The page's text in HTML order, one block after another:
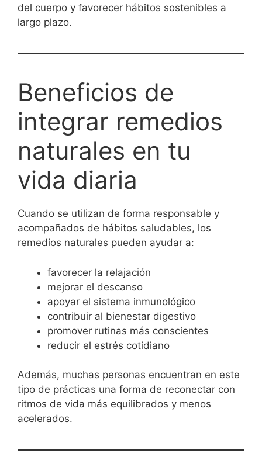
del cuerpo y favorecer hábitos sostenibles a
largo plazo.
Beneficios de
integrar remedios
naturales en tu
vida diaria
Cuando se utilizan de forma responsable y
acompañados de hábitos saludables, los
remedios naturales pueden ayudar a:
favorecer la relajación
mejorar el descanso
apoyar el sistema inmunológico
contribuir al bienestar digestivo
promover rutinas más conscientes
reducir el estrés cotidiano
Además, muchas personas encuentran en este
tipo de prácticas una forma de reconectar con
ritmos de vida más equilibrados y menos
acelerados.